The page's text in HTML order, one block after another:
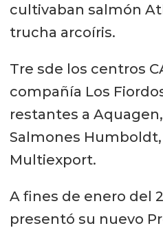
cultivaban salmón
trucha arcoíris.
Tre sde los centros
compañía Los
restantes a
Salmones
Multiexport.
A fines de enero del
presentó su nuevo